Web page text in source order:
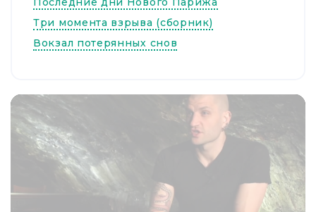
Три момента взрыва (сборник)
Вокзал потерянных снов